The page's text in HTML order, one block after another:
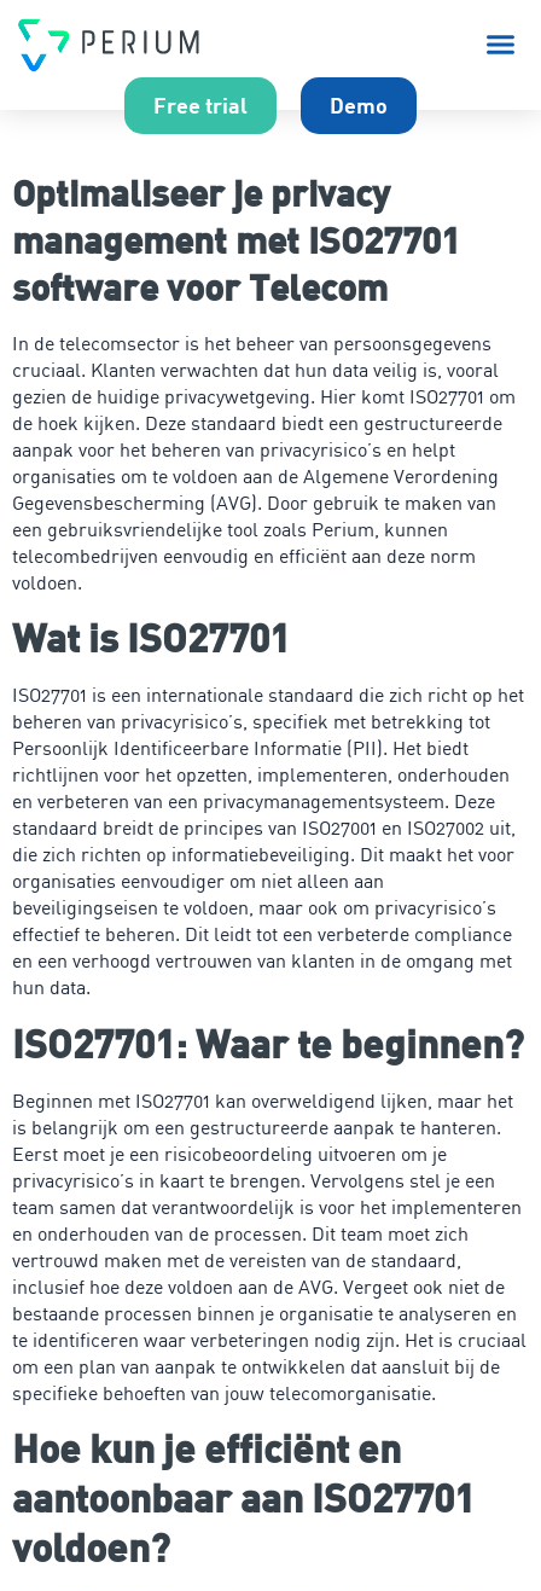
Free trial Demo
Optimaliseer je privacy
management met ISO27701
software voor Telecom
In de telecomsector is het beheer van persoonsgegevens
cruciaal. Klanten verwachten dat hun data veilig is, vooral
gezien de huidige privacywetgeving. Hier komt ISO27701 om
de hoek kijken. Deze standaard biedt een gestructureerde
aanpak voor het beheren van privacyrisico’s en helpt
organisaties om te voldoen aan de Algemene Verordening
Gegevensbescherming (AVG). Door gebruik te maken van
een gebruiksvriendelijke tool zoals Perium, kunnen
telecombedrijven eenvoudig en efficiënt aan deze norm
voldoen.
Wat is ISO27701
ISO27701 is een internationale standaard die zich richt op het
beheren van privacyrisico’s, specifiek met betrekking tot
Persoonlijk Identificeerbare Informatie (PII). Het biedt
richtlijnen voor het opzetten, implementeren, onderhouden
en verbeteren van een privacymanagementsysteem. Deze
standaard breidt de principes van ISO27001 en ISO27002 uit,
die zich richten op informatiebeveiliging. Dit maakt het voor
organisaties eenvoudiger om niet alleen aan
beveiligingseisen te voldoen, maar ook om privacyrisico’s
effectief te beheren. Dit leidt tot een verbeterde compliance
en een verhoogd vertrouwen van klanten in de omgang met
hun data.
ISO27701: Waar te beginnen?
Beginnen met ISO27701 kan overweldigend lijken, maar het
is belangrijk om een gestructureerde aanpak te hanteren.
Eerst moet je een risicobeoordeling uitvoeren om je
privacyrisico’s in kaart te brengen. Vervolgens stel je een
team samen dat verantwoordelijk is voor het implementeren
en onderhouden van de processen. Dit team moet zich
vertrouwd maken met de vereisten van de standaard,
inclusief hoe deze voldoen aan de AVG. Vergeet ook niet de
bestaande processen binnen je organisatie te analyseren en
te identificeren waar verbeteringen nodig zijn. Het is cruciaal
om een plan van aanpak te ontwikkelen dat aansluit bij de
specifieke behoeften van jouw telecomorganisatie.
Hoe kun je efficiënt en
aantoonbaar aan ISO27701
voldoen?